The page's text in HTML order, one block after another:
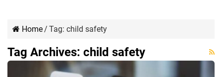
Home/ Tag: child safety
Tag Archives: child safety